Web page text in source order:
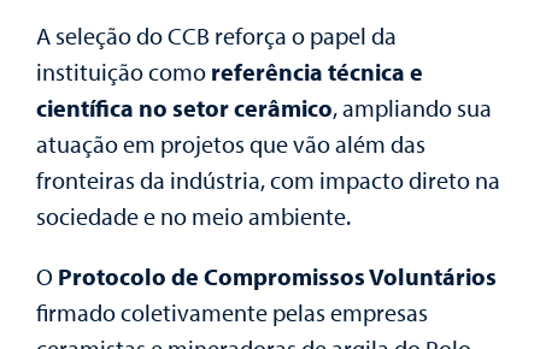
A seleção do CCB reforça o papel da
instituição como referência técnica e
científica no setor cerâmico, ampliando sua
atuação em projetos que vão além das
fronteiras da indústria, com impacto direto na
sociedade e no meio ambiente.
O Protocolo de Compromissos Voluntários
firmado coletivamente pelas empresas